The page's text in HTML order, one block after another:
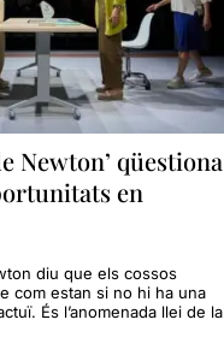
Newton’ qüestiona
en
diu que els cossos
com estan si no hi ha una
És l’anomenada llei de la